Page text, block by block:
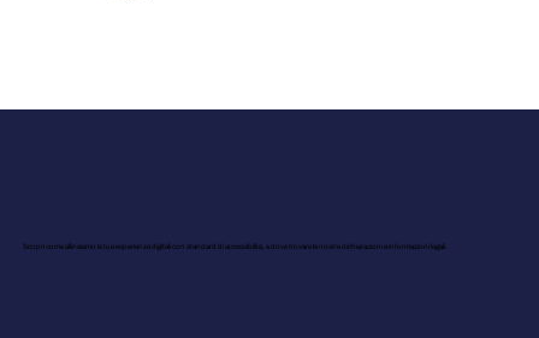
Scopri come allineiamo le tue esperienze digitali con standard di accessibilità, e dove trovare le nostre dichiarazioni e informazioni legali.